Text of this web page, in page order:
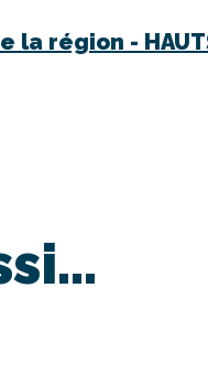
la région -